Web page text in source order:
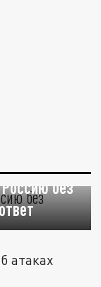
без
атаках